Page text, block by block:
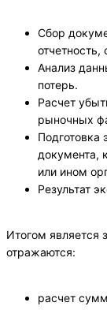
Сбор
отчетность,
Анализ
потерь.
Расчет
рыночных
Подготовка
документа,
или ином
Результат
Итогом является
отражаются:
расчет